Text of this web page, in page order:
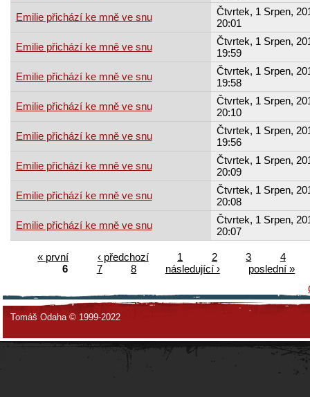
Emilie přichází ke mně ve snu
Čtvrtek, 1 Srpen,
20:01
Emilie přichází ke mně ve snu
Čtvrtek, 1 Srpen,
19:59
Emilie přichází ke mně ve snu
Čtvrtek, 1 Srpen,
19:58
Emilie přichází ke mně ve snu
Čtvrtek, 1 Srpen,
20:10
Emilie přichází ke mně ve snu
Čtvrtek, 1 Srpen,
19:56
Emilie přichází ke mně ve snu
Čtvrtek, 1 Srpen,
20:09
Emilie přichází ke mně ve snu
Čtvrtek, 1 Srpen,
20:08
Emilie přichází ke mně ve snu
Čtvrtek, 1 Srpen,
20:07
« první ‹ předchozí 1 2 3
4
6
7 8 následující ›
poslední »
Tomáš Odaha © 1999-2022